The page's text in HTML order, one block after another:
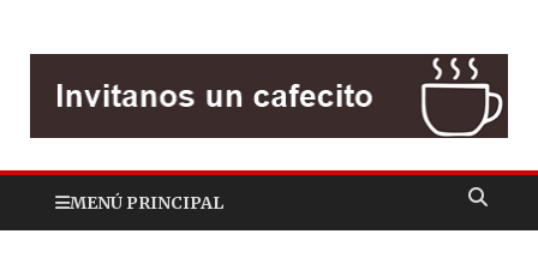
MENÚ PRINCIPAL